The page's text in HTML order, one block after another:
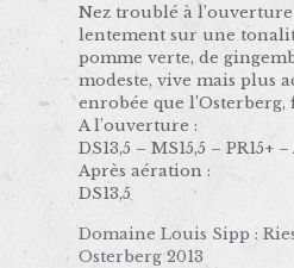
Nez troublé à
lentement sur une
pomme verte, de
modeste, vive mais plus
enrobée que l’Osterberg,
A l’ouverture :
DS13,5 – MS15,5 – PR15+ –
Après aération :
DS13,5
Domaine Louis Sipp :
Osterberg 2013